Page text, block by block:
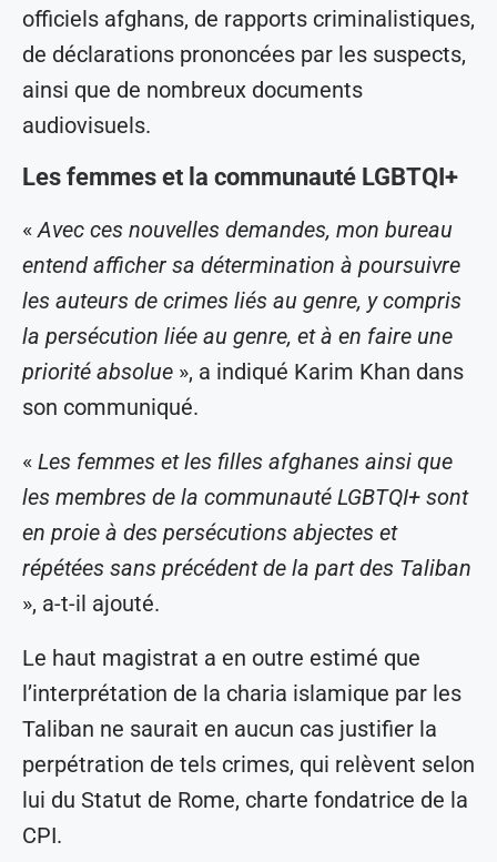
officiels afghans, de rapports criminalistiques,
de déclarations prononcées par les suspects,
ainsi que de nombreux documents
audiovisuels.
Les femmes et la communauté LGBTQI+
«Avec ces nouvelles demandes, mon bureau
entend afficher sa détermination à poursuivre
les auteurs de crimes liés au genre, y compris
la persécution liée au genre, et à en faire une
priorité absolue », a indiqué Karim Khan dans
son communiqué.
« Les femmes et les filles afghanes ainsi que
les membres de la communauté LGBTQI+ sont
en proie à des persécutions abjectes et
répétées sans précédent de la part des Taliban
», a-t-il ajouté.
Le haut magistrat a en outre estimé que
l’interprétation de la charia islamique par les
Taliban ne saurait en aucun cas justifier la
perpétration de tels crimes, qui relèvent selon
lui du Statut de Rome, charte fondatrice de la
CPI.